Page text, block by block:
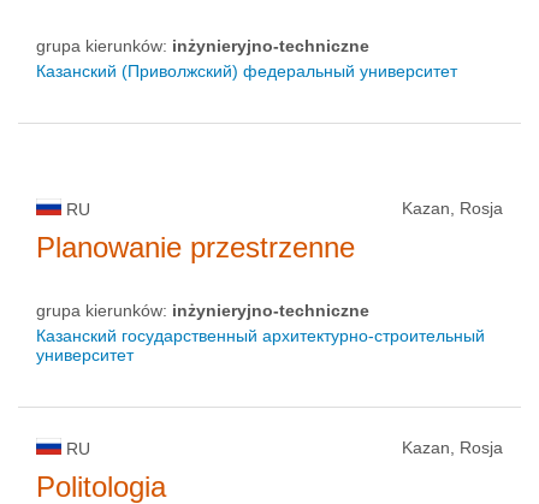
grupa kierunków: inżynieryjno-techniczne
Казанский (Приволжский) федеральный университет
RU Kazan, Rosja
Planowanie przestrzenne
grupa kierunków: inżynieryjno-techniczne
Казанский государственный архитектурно-строительный
университет
RU Kazan, Rosja
Politologia